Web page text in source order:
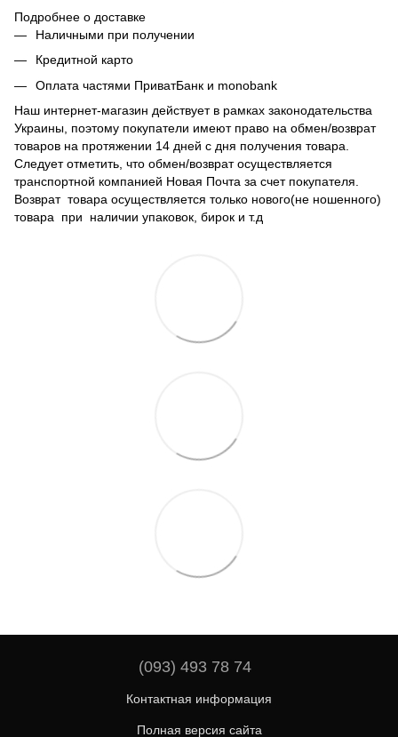
Подробнее о доставке
Наличными при получении
Кредитной карто
Оплата частями ПриватБанк и monobank
Наш интернет-магазин действует в рамках законодательства
Украины, поэтому покупатели имеют право на обмен/возврат
товаров на протяжении 14 дней с дня получения товара.
Следует отметить, что обмен/возврат осуществляется
транспортной компанией Новая Почта за счет покупателя.
Возврат товара осуществляется только нового(не ношенного)
товара при наличии упаковок, бирок и т.д
(093) 493 78 74
Контактная информация
Полная версия сайта